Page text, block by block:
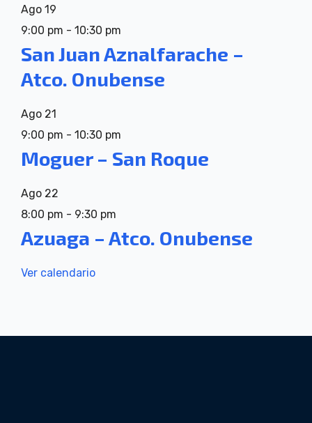
Ago 19
9:00 pm - 10:30 pm
San Juan Aznalfarache –
Atco. Onubense
Ago 21
9:00 pm - 10:30 pm
Moguer – San Roque
Ago 22
8:00 pm - 9:30 pm
Azuaga – Atco. Onubense
Ver calendario